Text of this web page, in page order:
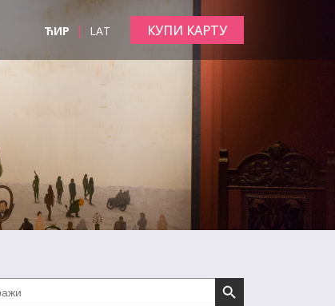
ЋИР | LAT КУПИ КАРТУ
Search Button